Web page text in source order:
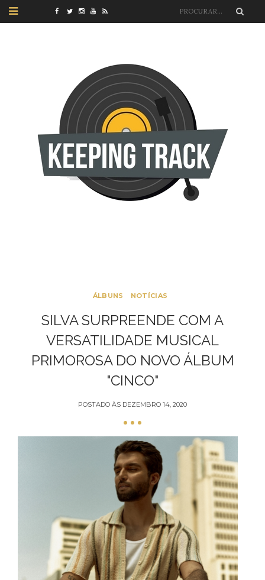
ÁLBUNS NOTÍCIAS
SILVA SURPREENDE COM A
VERSATILIDADE MUSICAL
PRIMOROSA DO NOVO ÁLBUM
"CINCO"
POSTADO ÀS DEZEMBRO 14, 2020